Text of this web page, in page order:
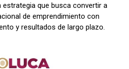
estrategia que busca convertir a
de emprendimiento con
y resultados de largo plazo.